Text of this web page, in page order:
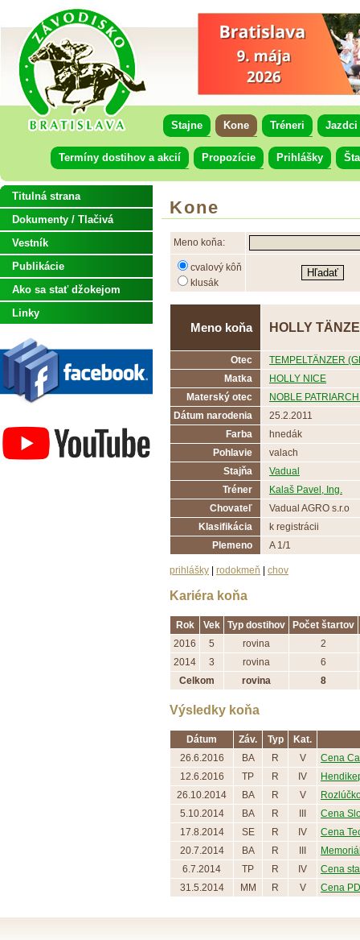
Stajne Kone Tréneri Jazdci
Termíny dostihov a akcií Propozície Prihlášky
Kone
Meno koňa:
cvalový kôň
klusák
Meno koňa HOLLY
Otec
TEMPELTÄNZER
Matka
HOLLY NICE
Materský otec
NOBLE
Dátum narodenia
25.2.2011
Farba
hnedák
Pohlavie
valach
Stajňa
Vadual
Tréner
Kalaš Pavel, Ing.
Chovateľ
Vadual AGRO s.r.o
Klasifikácia
k registrácii
Plemeno
A 1/1
prihlášky rodokmeň chov
Kariéra koňa
Rok Vek Typ dostihov
Počet štartov
2016
5 rovina
2
2014
3 rovina
6
Celkom
rovina 8
Výsledky koňa
Dátum Záv. Typ
Kat.
26.6.2016
BA R V
Cena
12.6.2016
TP R IV
26.10.2014
BA R V
5.10.2014
BA R
Cena
17.8.2014
SE R IV
Cena
20.7.2014
BA R
6.7.2014
TP R IV
Cena
31.5.2014
MM R V Cena
Titulná strana
Dokumenty / Tlačivá
Vestník
Publikácie
Ako sa stať džokejom
Linky